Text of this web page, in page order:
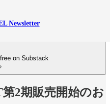
Newsletter
on Substack
2期販売開始のお